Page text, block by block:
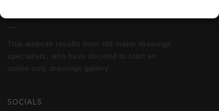
ABOUT
This website results from old mater drawings
specialists, who have decided to start an
online-only drawings gallery.
SOCIALS